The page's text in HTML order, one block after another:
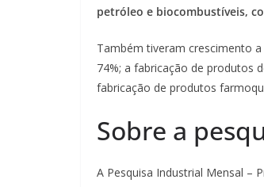
petróleo e biocombustíveis,
Também tiveram crescimento
74%; a fabricação de produtos
fabricação de produtos
Sobre a
A Pesquisa Industrial Mensal –